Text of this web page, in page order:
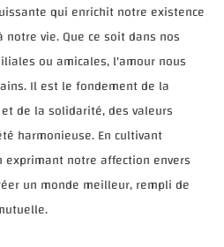
qui enrichit notre existence
vie. Que ce soit dans nos
ou amicales, l'amour nous
Il est le fondement de la
de la solidarité, des valeurs
harmonieuse. En cultivant
notre affection envers
un monde meilleur, rempli de